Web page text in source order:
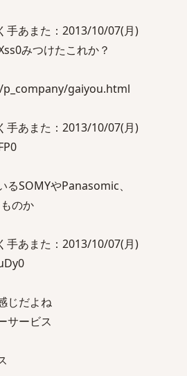
手あまた：2013/10/07(月)
みつけたこれか？
gaiyou.html
手あまた：2013/10/07(月)
SOMYやPanasomic、
のか
手あまた：2013/10/07(月)
じだよね
サービス